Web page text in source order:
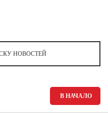
НОВОСТЕЙ
В НАЧАЛО